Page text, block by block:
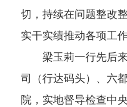
切，持续在问题整改
实干实绩推动各项工
梁玉莉一行先后来
司（行达码头）、六
院，实地督导检查中